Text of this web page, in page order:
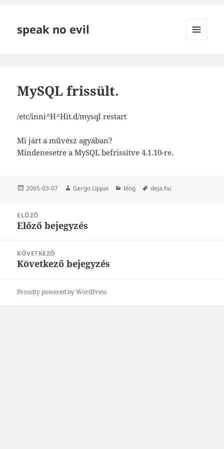
speak no evil
MySQL frissült.
/etc/inni^H^Hit.d/mysql restart
Mi járt a művész agyában?
Mindenesetre a MySQL befrissítve 4.1.10-re.
Közzétéve
2005-03-07 Szerző
Gergo Lippai Kategória
blog Címke
deja.hu
navigáció
ELŐZŐ
Korábbi
Előző bejegyzés
KÖVETKEZŐ
Következő
Következő bejegyzés
Proudly powered by WordPress